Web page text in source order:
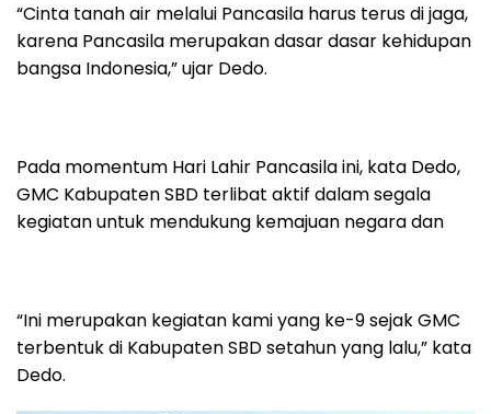
“Cinta tanah air melalui Pancasila harus terus di jaga,
karena Pancasila merupakan dasar dasar kehidupan
bangsa Indonesia,” ujar Dedo.
Pada momentum Hari Lahir Pancasila ini, kata Dedo,
GMC Kabupaten SBD terlibat aktif dalam segala
kegiatan untuk mendukung kemajuan negara dan
“Ini merupakan kegiatan kami yang ke-9 sejak GMC
terbentuk di Kabupaten SBD setahun yang lalu,” kata
Dedo.